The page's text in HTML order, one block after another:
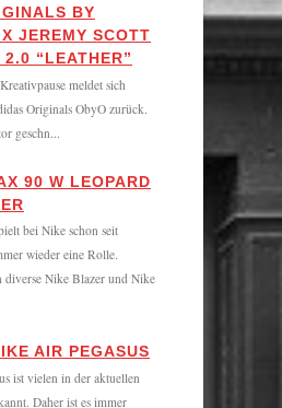
BY
JEREMY SCOTT
“LEATHER”
meldet sich
Originals ObyO zurück.
geschn...
90 W LEOPARD
bei Nike schon seit
wieder eine Rolle.
diverse Nike Blazer und Nike
AIR PEGASUS
ist vielen in der aktuellen
Daher ist es immer